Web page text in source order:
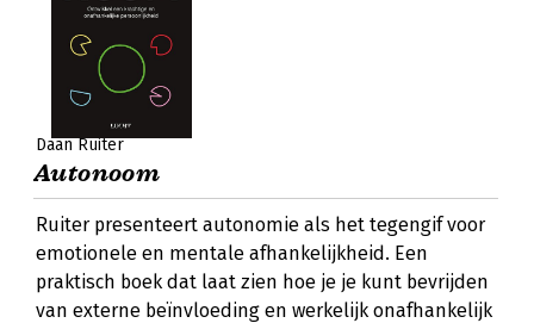
Daan Ruiter
Autonoom
Ruiter presenteert autonomie als het tegengif voor
emotionele en mentale afhankelijkheid. Een
praktisch boek dat laat zien hoe je je kunt bevrijden
van externe beïnvloeding en werkelijk onafhankelijk